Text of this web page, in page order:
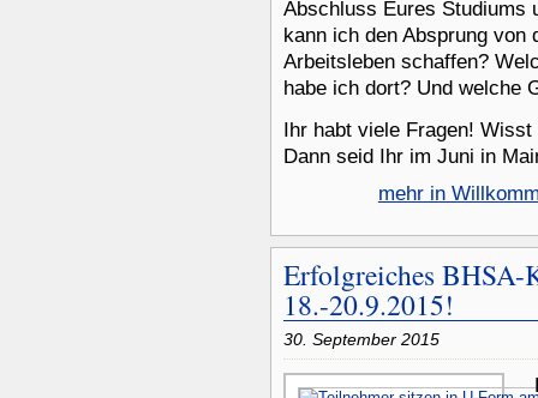
Abschluss Eures Studiums
kann ich den Absprung von
Arbeitsleben schaffen?
habe ich dort? Und welche
Ihr habt viele Fragen!
Dann seid Ihr im Juni in
mehr in
Erfolgreiches
18.-20.9.2015!
30. September 2015